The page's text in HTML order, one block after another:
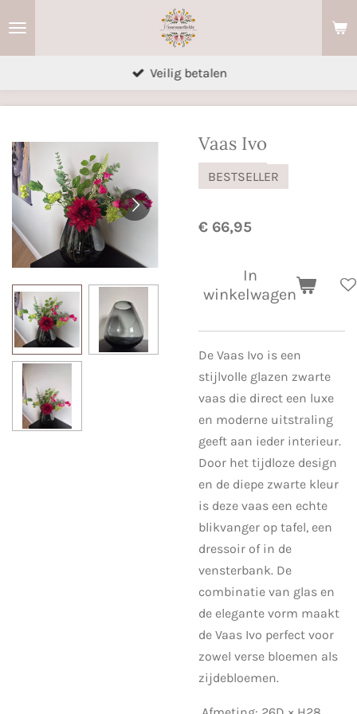
hoofdinhoud
Veilig betalen
Vaas Ivo
BESTSELLER
€ 66,95
In
winkelwagen
De Vaas Ivo is een
stijlvolle glazen zwarte
vaas die direct een luxe
en moderne uitstraling
geeft aan ieder interieur.
Door het tijdloze design
en de diepe zwarte kleur
is deze vaas een echte
blikvanger op tafel, een
dressoir of in de
vensterbank. De
combinatie van glas en
de elegante vorm maakt
de Vaas Ivo perfect voor
zowel verse bloemen als
zijdebloemen.